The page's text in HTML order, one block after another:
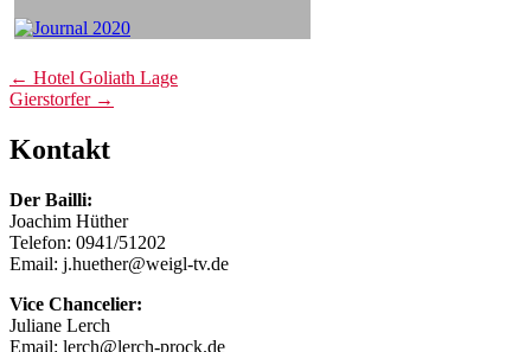
Post
navigation
← Hotel Goliath Lage
Gierstorfer →
Kontakt
Der Bailli:
Joachim Hüther
Telefon: 0941/51202
Email: j.huether@weigl-tv.de
Vice Chancelier:
Juliane Lerch
Email: lerch@lerch-prock.de